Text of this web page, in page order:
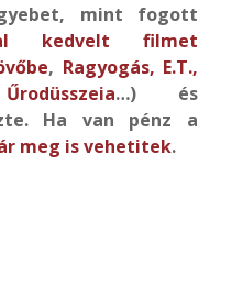
mint fogott
kedvelt filmet
, Ragyogás, E.T.,
…) és
Ha van pénz a
meg is vehetitek.